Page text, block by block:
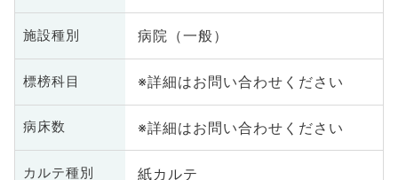
施設種別 病院（一般）
標榜科目 ※詳細はお問い合わせください
病床数 ※詳細はお問い合わせください
カルテ種別 紙カルテ